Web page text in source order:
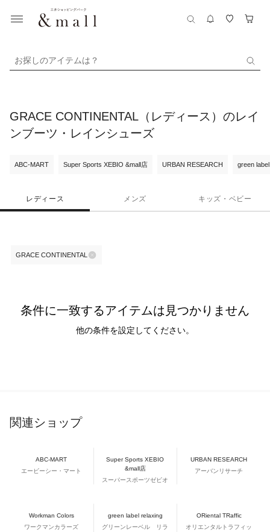
お探しのアイテムは？
GRACE CONTINENTAL（レディース）のレイ
ンブーツ・レインシューズ
ABC-MART Super Sports XEBIO &mall店 URBAN RESEARCH green
レディース メンズ キッズ・ベビー
GRACE CONTINENTAL
条件に一致するアイテムは見つかりません
他の条件を設定してください。
関連ショップ
ABC-MART
エービーシー・マート
Super Sports XEBIO
&mall店
スーパースポーツゼビオ
URBAN RESEARCH
アーバンリサーチ
Workman Colors
ワークマンカラーズ
green label relaxing
グリーンレーベル リラ
ORiental TRaffic
オリエンタルトラフィッ